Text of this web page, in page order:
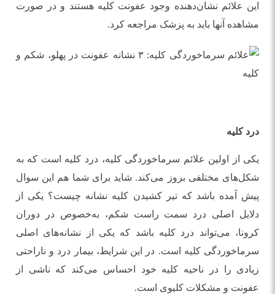
این علائم نشان‌دهنده وجود عفونت کلیه هستند و در صورت
مشاهده آنها باید به پزشک مراجعه کرد.
درد کلیه
یکی از اولین علائم سرماخوردگی کلیه، درد کلیه است که به
شکل‌های مختلفی بروز می‌کند. شاید برای شما هم این سوال
پیش آمده باشد که تیر کشیدن کلیه نشانه چیست؟ یکی از
دلایل اصلی درد سمت راست شکم، به‌خصوص در دوران
کرونا، می‌تواند درد کلیه باشد که یکی از نشانه‌های اصلی
سرماخوردگی کلیه است. در این شرایط، بیمار درد و ناراحتی
زیادی را در ناحیه کلیه خود احساس می‌کند که ناشی از
عفونت و مشکلات کلیوی است.